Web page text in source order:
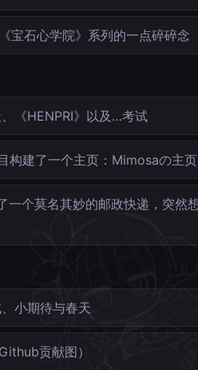
石心学院》系列的一点碎碎念
《HENPRI》以及…考试
构建了一个主页：Mimosaの主
一个莫名其妙的邮政快递，突然
小期待与春天
贡献图）